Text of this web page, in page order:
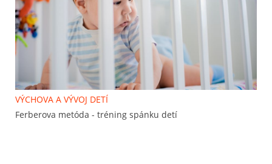
VÝCHOVA A VÝVOJ DETÍ
Ferberova metóda - tréning spánku detí